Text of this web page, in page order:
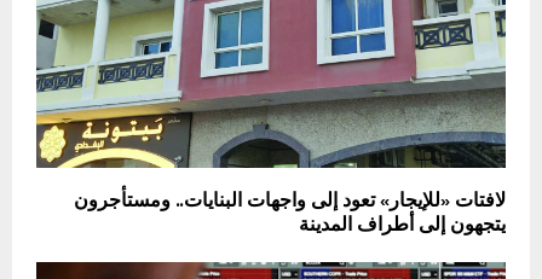
لافتات «للإيجار» تعود إلى واجهات البنايات.. ومستأجرون
يتجهون إلى أطراف المدينة